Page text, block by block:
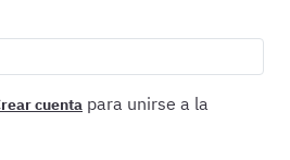
cuenta para unirse a la